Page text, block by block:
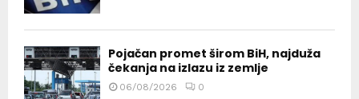
Pojačan promet širom BiH, najduža
čekanja na izlazu iz zemlje
06/08/2026 0